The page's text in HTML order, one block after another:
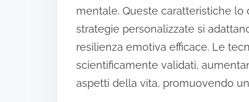
mentale. Queste caratteristiche
strategie personalizzate si
resilienza emotiva efficace. Le
scientificamente validati,
aspetti della vita, promuovendo